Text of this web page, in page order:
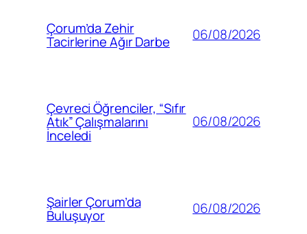
Çorum’da Zehir
Tacirlerine Ağır Darbe 06/08/2026
Çevreci Öğrenciler, “Sıfır
Atık” Çalışmalarını
İnceledi
06/08/2026
Şairler Çorum’da
Buluşuyor 06/08/2026